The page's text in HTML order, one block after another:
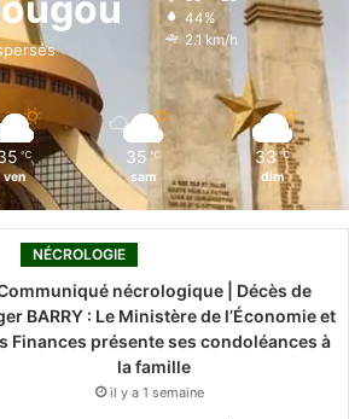
i
n
r
44%
2.1 km/h
℃
ven
35 ℃
sam
33 ℃
dim
NÉCROLOGIE
nécrologique | Décès de
BARRY : Le Ministère de l’Économie et
Finances présente ses condoléances à
la famille
il y a 1 semaine